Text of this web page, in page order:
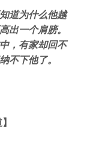
道为什么他越
出一个肩膀。
，有家却回不
不下他了。